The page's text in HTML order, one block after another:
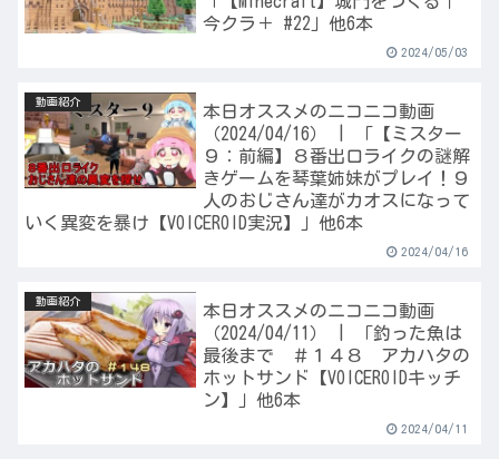
今クラ＋ #22」他6本
2024/05/03
動画紹介
本日オススメのニコニコ動画
（2024/04/16） | 「【ミスター
９：前編】８番出口ライクの謎解
きゲームを琴葉姉妹がプレイ！９
人のおじさん達がカオスになって
いく異変を暴け【VOICEROID実況】」他6本
2024/04/16
動画紹介
本日オススメのニコニコ動画
（2024/04/11） | 「釣った魚は
最後まで ＃１４８ アカハタの
ホットサンド【VOICEROIDキッチ
ン】」他6本
2024/04/11